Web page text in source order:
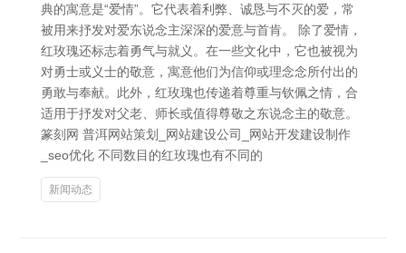
典的寓意是“爱情”。它代表着利弊、诚恳与不灭的爱，常
被用来抒发对爱东说念主深深的爱意与首肯。 除了爱情，
红玫瑰还标志着勇气与就义。在一些文化中，它也被视为
对勇士或义士的敬意，寓意他们为信仰或理念念所付出的
勇敢与奉献。此外，红玫瑰也传递着尊重与钦佩之情，合
适用于抒发对父老、师长或值得尊敬之东说念主的敬意。
篆刻网 普洱网站策划_网站建设公司_网站开发建设制作
_seo优化 不同数目的红玫瑰也有不同的
新闻动态